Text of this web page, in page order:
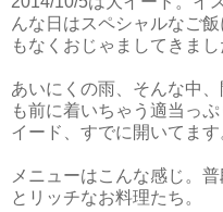
んな日はスペシャルなご
もなくおじゃましてきま
あいにくの雨、そんな中
も前に着いちゃう適当っ
イード、すでに開いてます
メニューはこんな感じ。
とリッチなお料理たち。